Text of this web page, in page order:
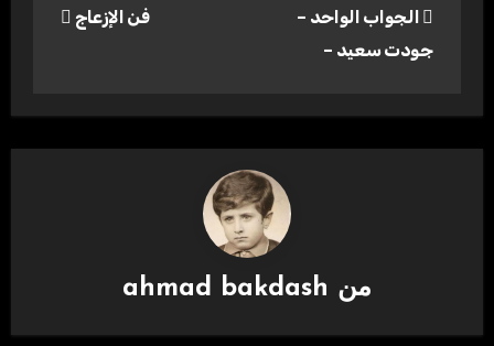
المقالات
الجواب الواحد –
جودت سعيد –
فن الإزعاج
من ahmad bakdash